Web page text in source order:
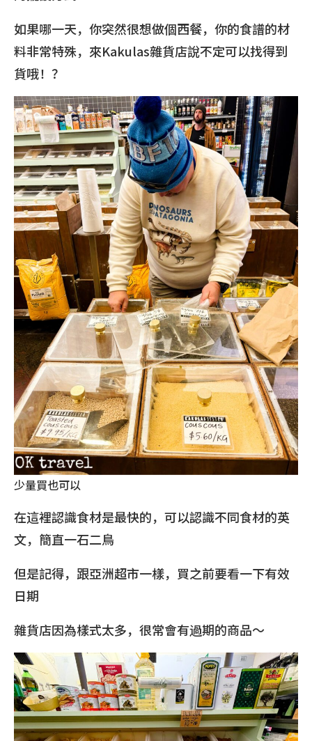
如果哪一天，你突然很想做個西餐，你的食譜的材
料非常特殊，來Kakulas雜貨店說不定可以找得到
貨哦！？
少量買也可以
在這裡認識食材是最快的，可以認識不同食材的英
文，簡直一石二鳥
但是記得，跟亞洲超市一樣，買之前要看一下有效
日期
雜貨店因為樣式太多，很常會有過期的商品～